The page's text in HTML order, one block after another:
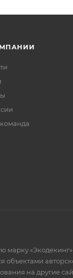
марку
объектами
на другие